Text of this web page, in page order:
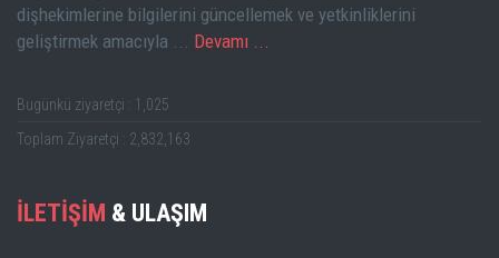
dişhekimlerine bilgilerini güncellemek ve yetkinliklerini
geliştirmek amacıyla ... Devamı ...
Bugünkü ziyaretçi : 1,025
Toplam Ziyaretçi : 2,832,163
İLETİŞİM & ULAŞIM